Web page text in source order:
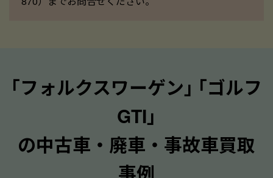
｢フォルクスワーゲン｣ ｢ゴルフ
GTI｣
の中古車・廃車・事故車買取
事例